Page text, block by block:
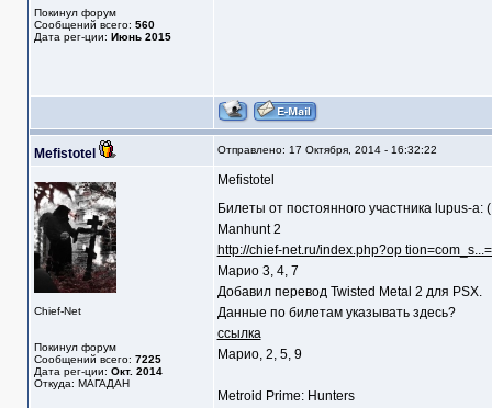
Покинул форум
Сообщений всего: 560
Дата рег-ции: Июнь 2015
Mefistotel Отправлено: 17 Октября, 2014 - 16:32:22
Chief-Net
Покинул форум
Сообщений всего: 7225
Дата рег-ции: Окт. 2014
Откуда: МАГАДАН
Mefistotel
Билеты от постоянного участника lupus-a: (
Manhunt 2
http://chief-net.ru/index.php?op
Марио 3, 4, 7
Добавил перевод Twisted Metal 2 для PSX.
Данные по билетам указывать здесь?
ссылка
Марио, 2, 5, 9
Metroid Prime: Hunters